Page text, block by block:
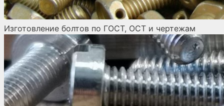
Изготовление болтов по ГОСТ, ОСТ и чертежам